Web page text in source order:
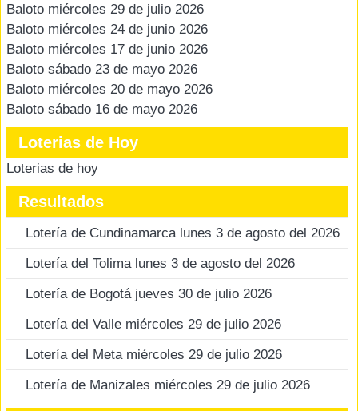
Baloto miércoles 29 de julio 2026
Baloto miércoles 24 de junio 2026
Baloto miércoles 17 de junio 2026
Baloto sábado 23 de mayo 2026
Baloto miércoles 20 de mayo 2026
Baloto sábado 16 de mayo 2026
Loterias de Hoy
Loterias de hoy
Resultados
Lotería de Cundinamarca lunes 3 de agosto del 2026
Lotería del Tolima lunes 3 de agosto del 2026
Lotería de Bogotá jueves 30 de julio 2026
Lotería del Valle miércoles 29 de julio 2026
Lotería del Meta miércoles 29 de julio 2026
Lotería de Manizales miércoles 29 de julio 2026